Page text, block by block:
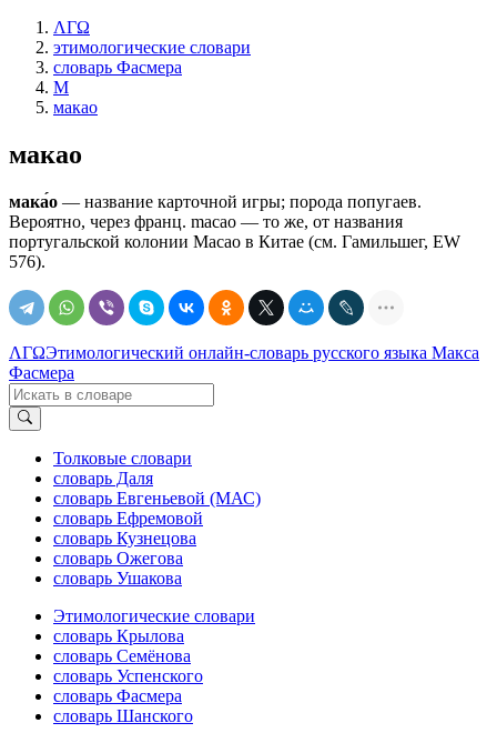
ΛΓΩ
этимологические словари
словарь Фасмера
М
макао
макао
мака́о — название карточной игры; порода попугаев.
Вероятно, через франц. mасао — то же, от названия
португальской колонии Macao в Китае (см. Гамильшег, ЕW
576).
ΛΓΩЭтимологический онлайн-словарь русского языка Макса
Фасмера
Толковые словари
словарь Даля
словарь Евгеньевой (МАС)
словарь Ефремовой
словарь Кузнецова
словарь Ожегова
словарь Ушакова
Этимологические словари
словарь Крылова
словарь Семёнова
словарь Успенского
словарь Фасмера
словарь Шанского